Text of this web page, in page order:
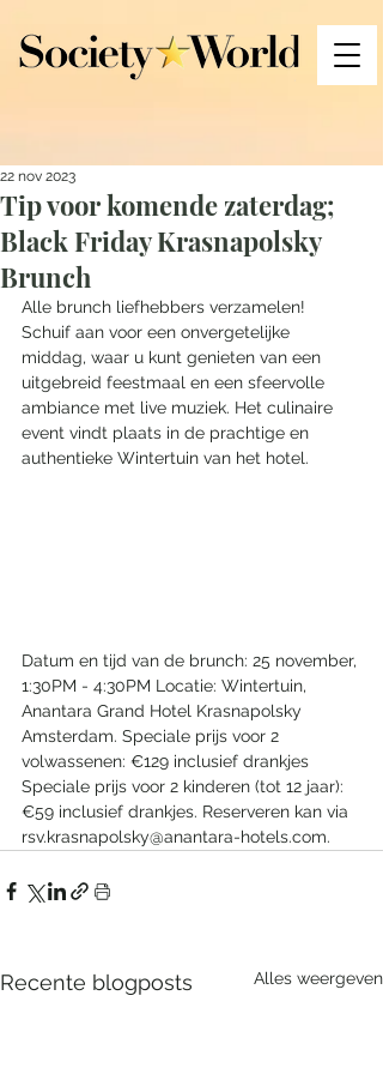
Tip voor komende zaterdag;
Black Friday Krasnapolsky
Brunch
22 nov 2023
Alle brunch liefhebbers verzamelen!
Schuif aan voor een onvergetelijke
middag, waar u kunt genieten van een
uitgebreid feestmaal en een sfeervolle
ambiance met live muziek. Het culinaire
event vindt plaats in de prachtige en
authentieke Wintertuin van het hotel.
Datum en tijd van de brunch: 25 november,
1:30PM - 4:30PM Locatie: Wintertuin,
Anantara Grand Hotel Krasnapolsky
Amsterdam. Speciale prijs voor 2
volwassenen: €129 inclusief drankjes
Speciale prijs voor 2 kinderen (tot 12 jaar):
€59 inclusief drankjes. Reserveren kan via
rsv.krasnapolsky@anantara-hotels.com.
Recente blogposts Alles weergeven